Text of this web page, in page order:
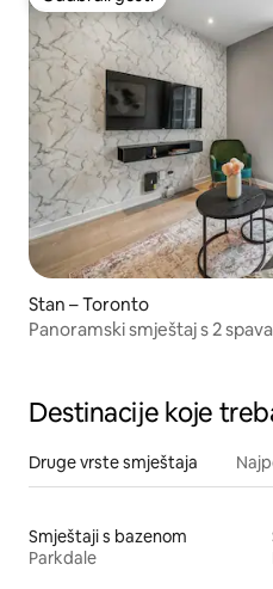
Odabrali gosti
Stan – Toronto
Panoramski smještaj s 2
Destinacije koje
Druge vrste smještaja
Smještaji s bazenom
Parkdale